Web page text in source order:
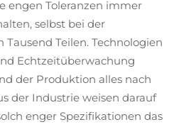
engen Toleranzen immer
selbst bei der
Teilen. Technologien
Echtzeitüberwachung
der Produktion alles nach
der Industrie weisen darauf
enger Spezifikationen das